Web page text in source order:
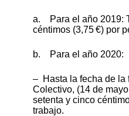
a. Para el año 2019:
céntimos (3,75 €) por
b. Para el año 2020:
– Hasta la fecha de la
Colectivo, (14 de
setenta y cinco
trabajo.